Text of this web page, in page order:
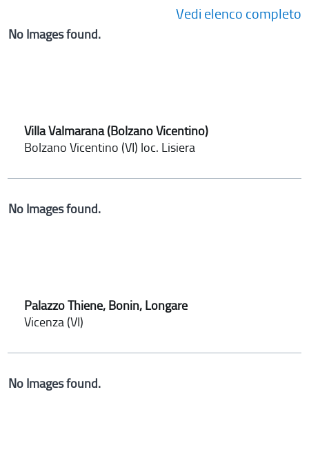
Vedi elenco completo
No Images found.
Villa Valmarana (Bolzano Vicentino)
Bolzano Vicentino (VI) loc. Lisiera
No Images found.
Palazzo Thiene, Bonin, Longare
Vicenza (VI)
No Images found.